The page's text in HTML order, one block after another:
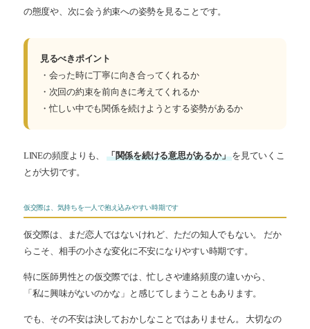
の態度や、次に会う約束への姿勢を見ることです。
見るべきポイント
・会った時に丁寧に向き合ってくれるか
・次回の約束を前向きに考えてくれるか
・忙しい中でも関係を続けようとする姿勢があるか
LINEの頻度よりも、 「関係を続ける意思があるか」を見ていくこ
とが大切です。
仮交際は、気持ちを一人で抱え込みやすい時期です
仮交際は、まだ恋人ではないけれど、ただの知人でもない。 だか
らこそ、相手の小さな変化に不安になりやすい時期です。
特に医師男性との仮交際では、忙しさや連絡頻度の違いから、
「私に興味がないのかな」と感じてしまうこともあります。
でも、その不安は決しておかしなことではありません。 大切なの